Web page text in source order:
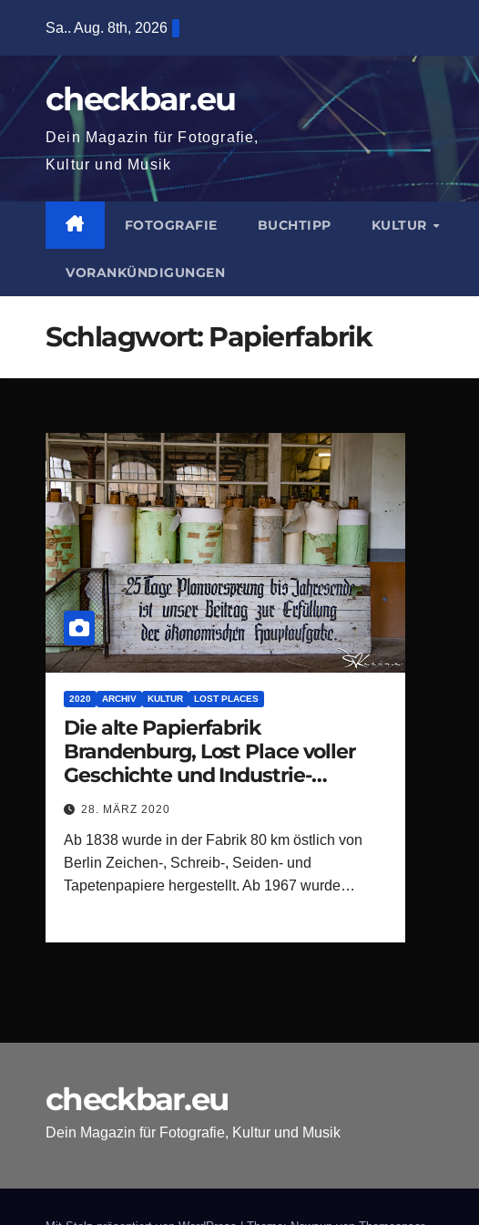
springen
Sa.. Aug. 8th, 2026
checkbar.eu
Dein Magazin für Fotografie,
Kultur und Musik
FOTOGRAFIE BUCHTIPP KULTUR
VORANKÜNDIGUNGEN
Schlagwort: Papierfabrik
2020 ARCHIV KULTUR LOST PLACES
Die alte Papierfabrik
Brandenburg, Lost Place voller
Geschichte und Industrie-
Charme
28. MÄRZ 2020
Ab 1838 wurde in der Fabrik 80 km östlich von
Berlin Zeichen-, Schreib-, Seiden- und
Tapetenpapiere hergestellt. Ab 1967 wurde…
checkbar.eu
Dein Magazin für Fotografie, Kultur und Musik